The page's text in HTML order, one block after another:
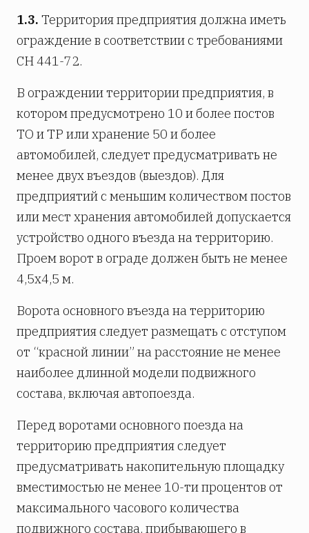
1.3. Территория предприятия должна иметь
ограждение в соответствии с требованиями
СН 441-72.
В ограждении территории предприятия, в
котором предусмотрено 10 и более постов
ТО и ТР или хранение 50 и более
автомобилей, следует предусматривать не
менее двух въездов (выездов). Для
предприятий с меньшим количеством постов
или мест хранения автомобилей допускается
устройство одного въезда на территорию.
Проем ворот в ограде должен быть не менее
4,5х4,5 м.
Ворота основного въезда на территорию
предприятия следует размещать с отступом
от “красной линии” на расстояние не менее
наиболее длинной модели подвижного
состава, включая автопоезда.
Перед воротами основного поезда на
территорию предприятия следует
предусматривать накопительную площадку
вместимостью не менее 10-ти процентов от
максимального часового количества
подвижного состава, прибывающего в